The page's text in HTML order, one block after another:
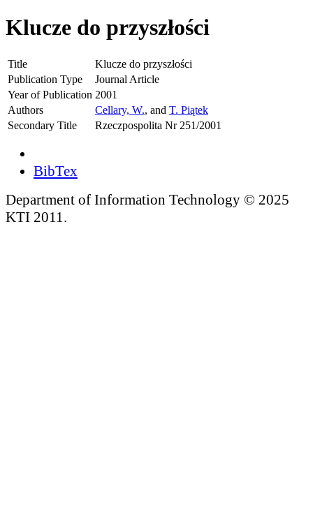
Klucze do przyszłości
Title
Klucze do przyszłości
Publication Type
Journal Article
Year of Publication 2001
Authors
Cellary, W., and T. Piątek
Secondary Title
Rzeczpospolita Nr 251/2001
BibTex
Department of Information Technology © 2025
KTI 2011.